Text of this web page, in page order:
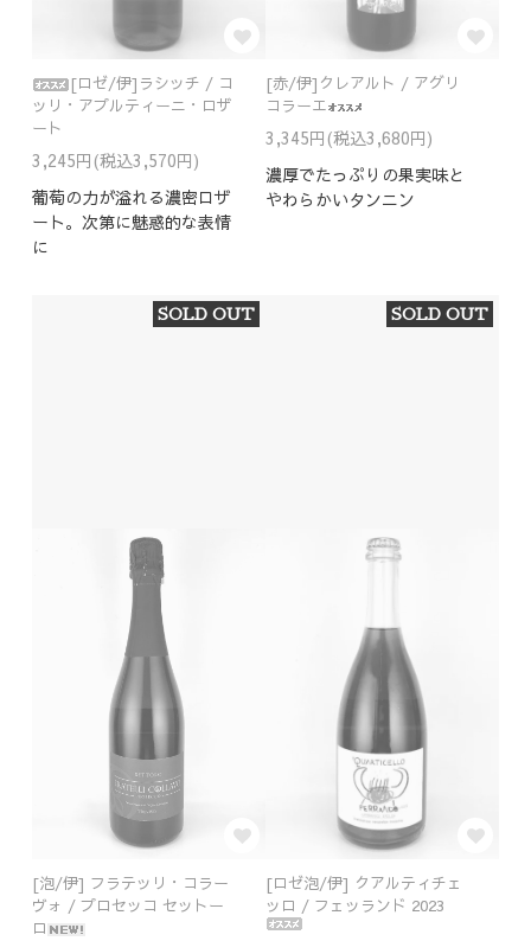
[ロゼ/伊]ラシッチ / コ
ッリ・アプルティーニ・ロザ
ート
3,245円(税込3,570円)
葡萄の力が溢れる濃密ロザ
ート。次第に魅惑的な表情
に
[赤/伊]クレアルト / アグリ
コラーエ
3,345円(税込3,680円)
濃厚でたっぷりの果実味と
やわらかいタンニン
SOLD OUT
[泡/伊] フラテッリ・コラー
ヴォ / プロセッコ セットー
ロ
SOLD OUT
[ロゼ泡/伊] クアルティチェ
ッロ / フェッランド 2023